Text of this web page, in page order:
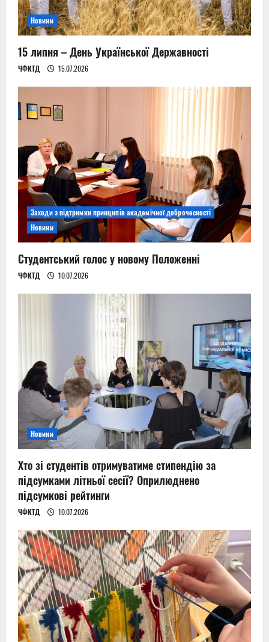
Новини
15 липня – День Української Державності
ЧФКТД 15.07.2026
Заходи з підтримки принципів академічної доброчесності
Новини
Студентський голос у новому Положенні
ЧФКТД 10.07.2026
Новини
Хто зі студентів отримуватиме стипендію за
підсумками літньої сесії? Оприлюднено
підсумкові рейтинги
ЧФКТД 10.07.2026